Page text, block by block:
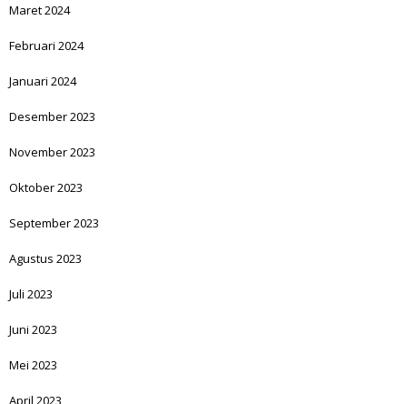
Maret 2024
Februari 2024
Januari 2024
Desember 2023
November 2023
Oktober 2023
September 2023
Agustus 2023
Juli 2023
Juni 2023
Mei 2023
April 2023